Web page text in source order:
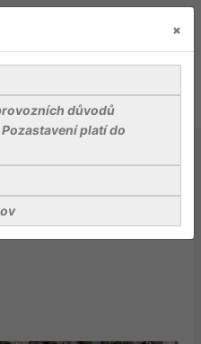
šedá, frakce 3-5 mm, pytel
×
důvodů
platí do